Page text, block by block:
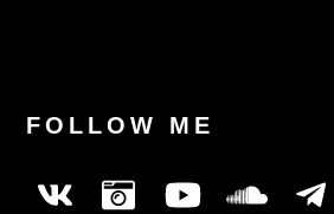
FOLLOW ME